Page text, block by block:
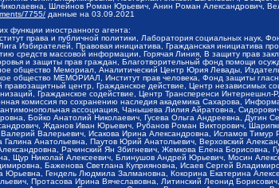
Шлейнов Роман Юрьевич, Анин Роман Александрович,
7755/ данные на 03.09.2021
функции иностранного агента:
права и публичной политики, Лаборатория социальных
Избирателей, Правовая инициатива, Гражданская инициатива
средств массовой информации, Горячая Линия, В защиту прав
и защиты прав граждан, Благотворительный фонд помощи
общество Мемориал, Аналитический Центр Юрия Левады,
общество МЕМОРИАЛ, Институт прав человека, Фонд защиты
правозащитный центр, Гражданское действие, Центр
Гражданское содействие, Центр Трансперенси
комиссия по сохранению наследия академика Сахарова,
ассоциация, Чанышева Лилия Айратовна,
Бойко Анатолий Николаевич, Гусева Ольга Андреевна, Дугин
Жданов Иван Юрьевич, Рубанов Роман Викторович,
Валерьевич, Исакова Ирина Александровна, Исламов
Анатольевна, Паутов Юрий Анатольевич, Верховский
Рачинский Ян Збигневич, Жемкова Елена
Щур Николай Алексеевич, Блинушов Андрей Юрьевич, Мосин
Баженова Светлана Куприяновна, Исаев Сергей
Гендель Людмила Залмановна, Кокорина Екатерина
Протасова Ирина Вячеславовна, Литинский Леонид